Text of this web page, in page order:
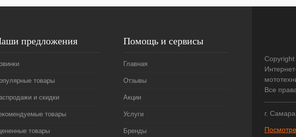
предложения
товары
и скидки
товары
товары
Помощь и сервисы
Главная
Отзывы
Акции
Услуги
Бренды
Все
г.